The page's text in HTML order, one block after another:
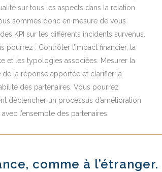
sur tous les aspects dans la relation
sommes donc en mesure de vous
KPI sur les différents incidents survenus.
pourrez : Contrôler l’impact financier, la
et les typologies associées. Mesurer la
de la réponse apportée et clarifier la
des partenaires. Vous pourrez
déclencher un processus d’amélioration
l’ensemble des partenaires.
comme à l’étranger.